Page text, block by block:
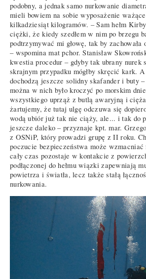
podobny, a jednak samo nurkowanie
mieli bowiem na sobie wyposażenie
kilkadziesiąt kilogramów. – Sam hełm
ciężki, że kiedy szedłem w nim po brzegu
podtrzymywać mi głowę, tak by zachowała
– wspomina mat pchor. Stanisław
kwestia procedur – gdyby tak ubrany nurek
skrajnym przypadku mógłby skręcić kark.
dochodzą jeszcze solidny skafander i buty
można w nich było kroczyć po morskim
wszystkiego uprząż z butlą awaryjną i
żartujemy, że tutaj ulgę odczuwa się
wodą ubiór już tak nie ciąży, ale... i tak do
jeszcze daleko – przyznaje kpt. mar.
z OSNiP, który prowadzi grupę z II roku.
poczucie bezpieczeństwa może
cały czas pozostaje w kontakcie z
podłączonej do hełmu wiązki zapewniają
powietrza i światła, lecz także stałą
nurkowania.